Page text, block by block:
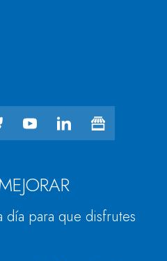
día para que disfrutes